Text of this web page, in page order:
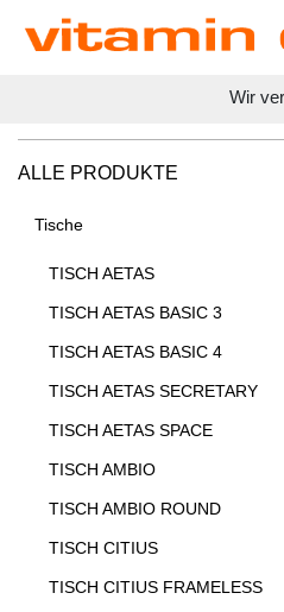
Wir
ALLE PRODUKTE
Tische
TISCH AETAS
TISCH AETAS BASIC 3
TISCH AETAS BASIC 4
TISCH AETAS SECRETARY
TISCH AETAS SPACE
TISCH AMBIO
TISCH AMBIO ROUND
TISCH CITIUS
TISCH CITIUS FRAMELESS